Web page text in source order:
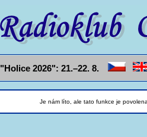
"Holice 2026": 21.–22. 8.
Je nám líto, ale tato funkce je